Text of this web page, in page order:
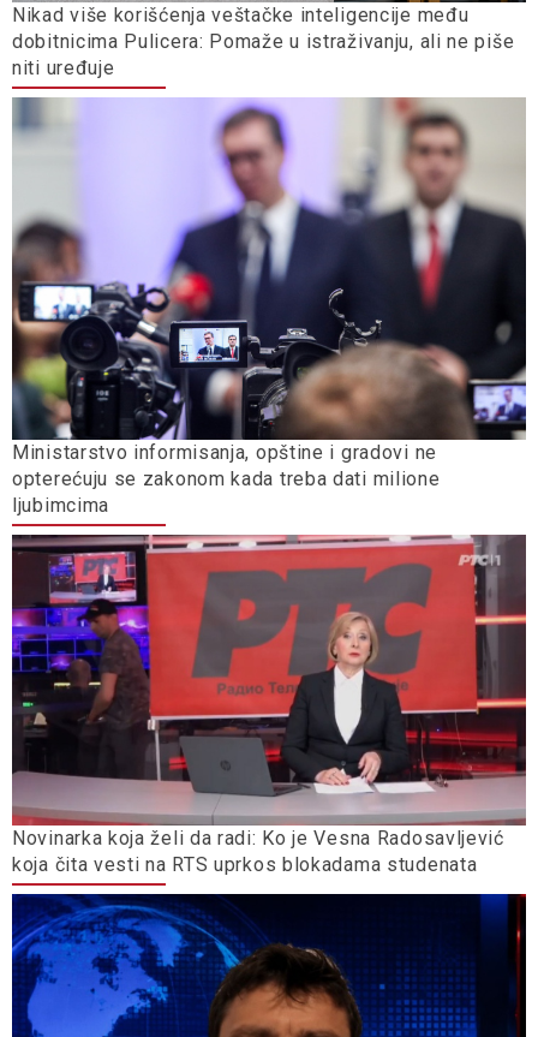
Nikad više korišćenja veštačke inteligencije među
dobitnicima Pulicera: Pomaže u istraživanju, ali ne piše
niti uređuje
Ministarstvo informisanja, opštine i gradovi ne
opterećuju se zakonom kada treba dati milione
ljubimcima
Novinarka koja želi da radi: Ko je Vesna Radosavljević
koja čita vesti na RTS uprkos blokadama studenata